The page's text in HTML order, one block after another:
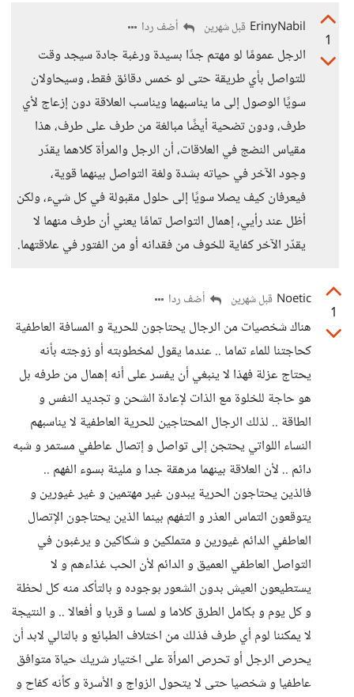
1
ErinyNabil قبل شهرين أضف ردا
الرجل عمومًا لو مهتم جدًا بسيدة ورغبة جادة سيجد وقت
للتواصل بأي طريقة حتى لو خمس دقائق فقط، وسيحاولان
سويًا الوصول إلى ما يناسبهما ويناسب العلاقة دون إزعاج لأي
طرف، ودون تضحية أيضًا مبالغة من طرف على طرف، هذا
مقياس النضج في العلاقات، أن الرجل والمرأة كلاهما يقدّر
وجود الآخر في حياته بشدة ولغة التواصل بينهما قوية،
فيعرفان كيف يصلا سويًا إلى حلول مقبولة في كل شيء، ولكن
أظل عند رأيي، إهمال التواصل تمامًا يعني أن طرف منهما لا
يقدّر الآخر كفاية للخوف من فقدانه أو من الفتور في علاقتهما.
1
Noetic قبل شهرين أضف ردا
هناك شخصيات من الرجال يحتاجون للحرية و المسافة العاطفية
كحاجتنا للماء تماما .. عندما يقول لمخطوبته أو زوجته بأنه
يحتاج عزلة فهذا لا ينبغي أن يفسر على أنه إهمال من طرفه بل
هو حاجة للخلوة مع الذات لإعادة الشحن و تجديد النفس و
الطاقة .. لذلك الرجال المحتاجين للحرية العاطفية لا يناسبهم
النساء اللواتي يحتجن إلى تواصل و إتصال عاطفي مستمر و شبه
دائم .. لأن العلاقة بينهما مرهقة جدا و مليئة بسوء الفهم ..
فالذين يحتاجون الحرية يبدون غير مهتمين و غير غيورين و
يتوقعون التماس العذر و التفهم بينما الذين يحتاجون الإتصال
العاطفي الدائم غيورين و متملكين و شكاكين و يرغبون في
التواصل العاطفي العميق و الدائم لأن الحب غذاءهم و لا
يستطيعون العيش بدون الشعور بوجوده و بالتأكد منه كل لحظة
و كل يوم و بكامل الطرق كلاما و لمسا و قربا و أفعالا .. و النتيجة
لا يمكننا لوم أي طرف فذلك من اختلاف الطبائع و بالتالي لابد أن
يحرص الرجل أو تحرص المرأة على اختيار شريك حياة متوافق
عاطفيا و شخصيا حتى لا يتحول الزواج و الأسرة و كأنه كفاح و